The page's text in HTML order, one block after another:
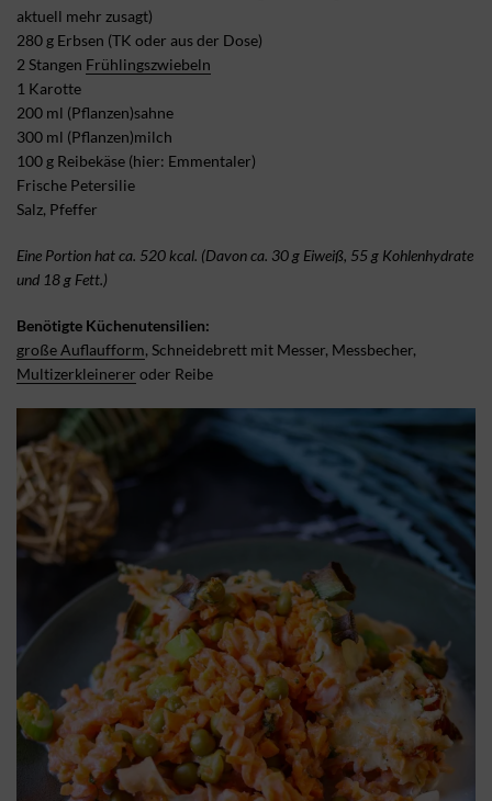
aktuell mehr zusagt)
280 g Erbsen (TK oder aus der Dose)
2 Stangen Frühlingszwiebeln
1 Karotte
200 ml (Pflanzen)sahne
300 ml (Pflanzen)milch
100 g Reibekäse (hier: Emmentaler)
Frische Petersilie
Salz, Pfeffer
Eine Portion hat ca. 520 kcal. (Davon ca. 30 g Eiweiß, 55 g Kohlenhydrate
und 18 g Fett.)
Benötigte Küchenutensilien:
große Auflaufform, Schneidebrett mit Messer, Messbecher,
Multizerkleinerer oder Reibe